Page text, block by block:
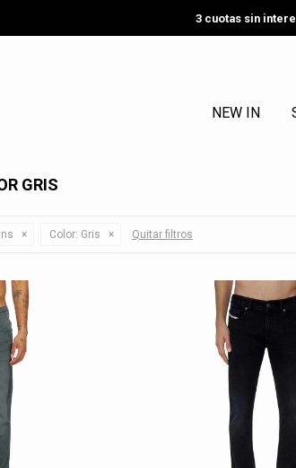
3 cuotas sin
NEW IN
GRIS
Color: Gris Quitar filtros